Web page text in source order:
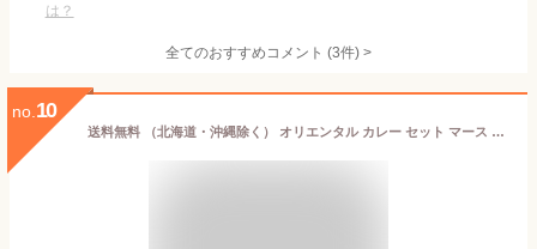
は？
全てのおすすめコメント (3件) >
no. 10
送料無料 （北海道・沖縄除く） オリエンタル カレー セット マース カレー レトルト 中辛 5個 マース カレー レトルト 辛口 5個 マース ハヤシ レトルト 5個 食べ比べ 詰め合わせ 15食入 惣菜 福袋 ええもん